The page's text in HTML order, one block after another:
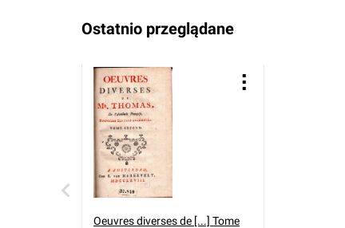
Ostatnio przeglądane
Oeuvres diverses de [...] Tome